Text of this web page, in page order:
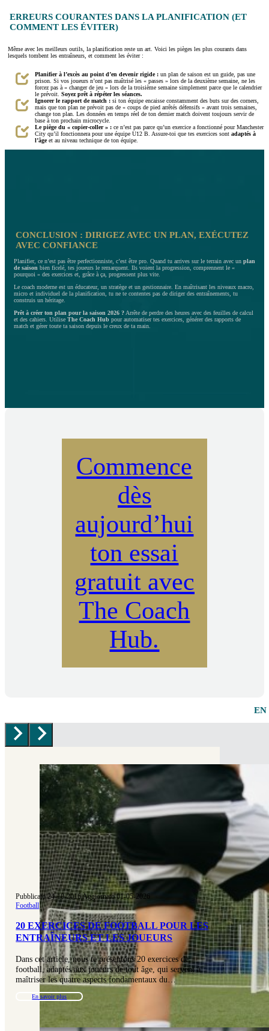
ERREURS COURANTES DANS LA PLANIFICATION (ET
COMMENT LES ÉVITER)
Même avec les meilleurs outils, la planification reste un art. Voici les pièges les plus courants dans
lesquels tombent les entraîneurs, et comment les éviter :
Planifier à l’excès au point d’en devenir rigide : un plan de saison est un guide, pas une
prison. Si vos joueurs n’ont pas maîtrisé les « passes » lors de la deuxième semaine, ne les
forcez pas à « changer de jeu » lors de la troisième semaine simplement parce que le calendrier
le prévoit. Soyez prêt à répéter les séances.
Ignorer le rapport de match : si ton équipe encaisse constamment des buts sur des corners,
mais que ton plan ne prévoit pas de « coups de pied arrêtés défensifs » avant trois semaines,
change ton plan. Les données en temps réel de ton dernier match doivent toujours servir de
base à ton prochain microcycle.
Le piège du « copier-coller » : ce n’est pas parce qu’un exercice a fonctionné pour Manchester
City qu’il fonctionnera pour une équipe U12 B. Assure-toi que tes exercices sont adaptés à
l’âgeet au niveau technique de ton équipe.
CONCLUSION : DIRIGEZ AVEC UN PLAN, EXÉCUTEZ
AVEC CONFIANCE
Planifier, ce n’est pas être perfectionniste, c’est être pro. Quand tu arrives sur le terrain avec un plan
de saison bien ficelé, tes joueurs le remarquent. Ils voient la progression, comprennent le «
pourquoi » des exercices et, grâce à ça, progressent plus vite.
Le coach moderne est un éducateur, un stratège et un gestionnaire. En maîtrisant les niveaux macro,
micro et individuel de la planification, tu ne te contentes pas de diriger des entraînements, tu
construis un héritage.
Prêt à créer ton plan pour la saison 2026 ? Arrête de perdre des heures avec des feuilles de calcul
et des cahiers. Utilise The Coach Hub pour automatiser tes exercices, générer des rapports de
match et gérer toute ta saison depuis le creux de ta main.
Commence
dès
aujourd’hui
ton essai
gratuit avec
The Coach
Hub.
EN
Pubblicato 24-10-2016|Aggiornato 01-05-2026
Football
20 EXERCICES DE FOOTBALL POUR LES
ENTRAÎNEURS ET LES JOUEURS
Dans cet article, nous te présentons 20 exercices de
football, adaptés aux joueurs de tout âge, qui servent à
maîtriser les quatre aspects fondamentaux du…
En savoir plus